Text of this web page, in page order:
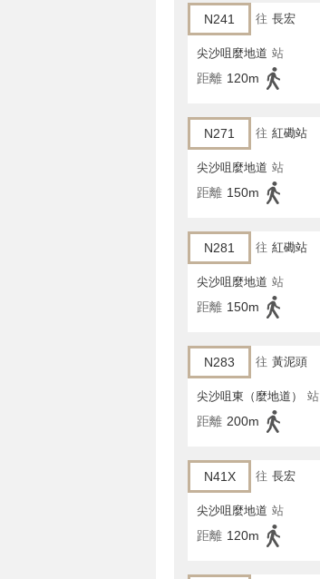
N241 往 長宏
尖沙咀麼地道 站
距離 120m
N271 往 紅磡站
尖沙咀麼地道 站
距離 150m
N281 往 紅磡站
尖沙咀麼地道 站
距離 150m
N283 往 黃泥頭
尖沙咀東（麼地道） 站
距離 200m
N41X 往 長宏
尖沙咀麼地道 站
距離 120m